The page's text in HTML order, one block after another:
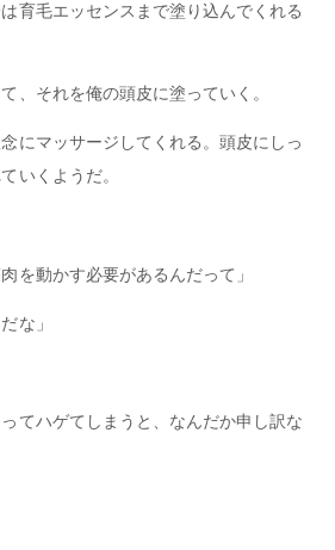
育毛エッセンスまで塗り込んでくれる
、それを俺の頭皮に塗っていく。
にマッサージしてくれる。頭皮にしっ
いくようだ。
を動かす必要があるんだって」
な」
てハゲてしまうと、なんだか申し訳な